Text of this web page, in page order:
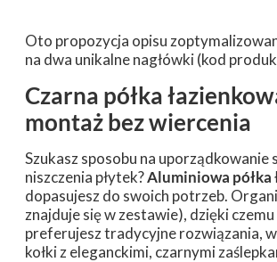
Oto propozycja opisu
na dwa unikalne nagłówki (kod
Czarna półka
montaż bez wiercenia
Szukasz sposobu na
niszczenia płytek?Aluminiowa półka
dopasujesz do swoich potrzeb.
znajduje się w zestawie), dzięki
preferujesz tradycyjne rozwiązania,
kołki z eleganckimi, czarnymi